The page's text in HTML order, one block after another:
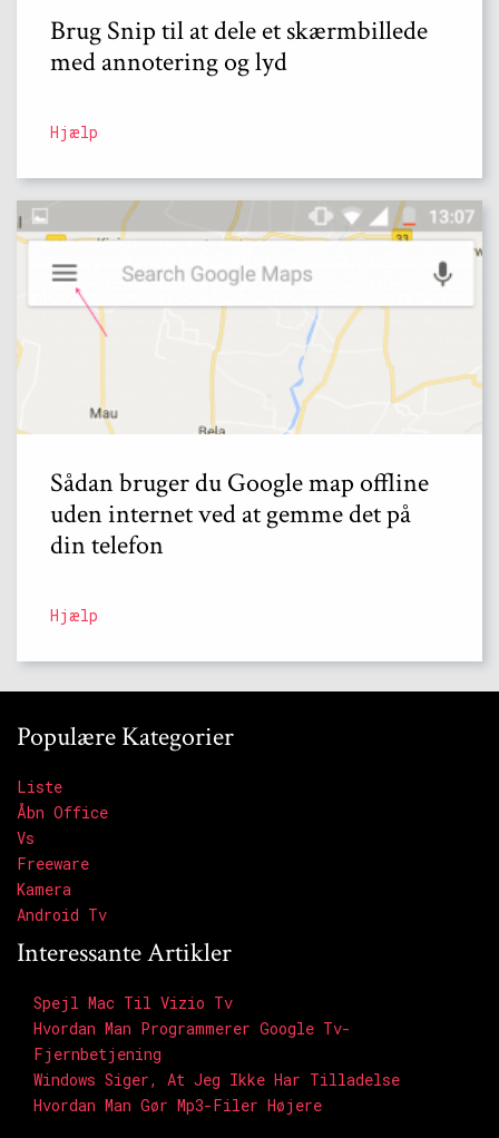
Brug Snip til at dele et skærmbillede
med annotering og lyd
Hjælp
Sådan bruger du Google map offline
uden internet ved at gemme det på
din telefon
Hjælp
Populære Kategorier
Liste
Åbn Office
Vs
Freeware
Kamera
Android Tv
Interessante Artikler
Spejl Mac Til Vizio Tv
Hvordan Man Programmerer Google Tv-
Fjernbetjening
Windows Siger, At Jeg Ikke Har Tilladelse
Hvordan Man Gør Mp3-Filer Højere